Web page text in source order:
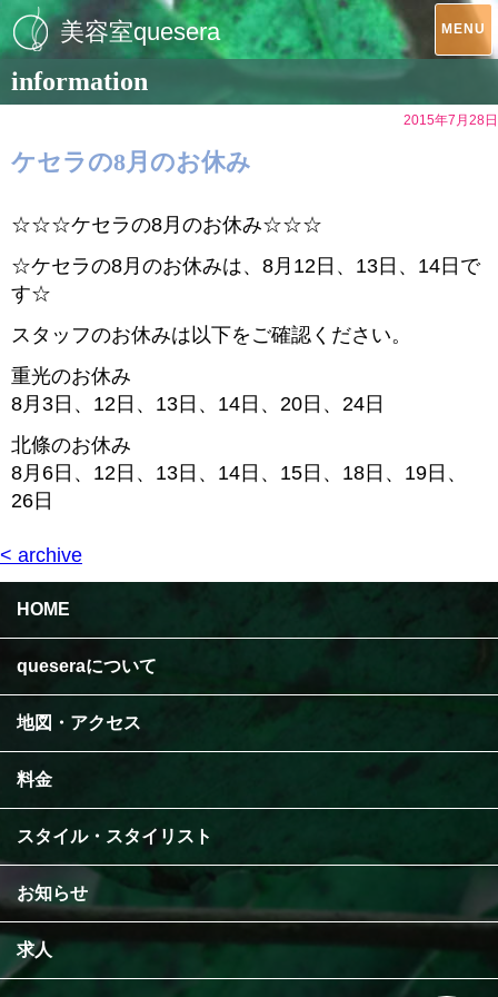
美容室quesera
information
2015年7月28日
ケセラの8月のお休み
☆☆☆ケセラの8月のお休み☆☆☆
☆ケセラの8月のお休みは、8月12日、13日、14日で
す☆
スタッフのお休みは以下をご確認ください。
重光のお休み
8月3日、12日、13日、14日、20日、24日
北條のお休み
8月6日、12日、13日、14日、15日、18日、19日、
26日
< archive
HOME
queseraについて
地図・アクセス
料金
スタイル・スタイリスト
お知らせ
求人
MENU